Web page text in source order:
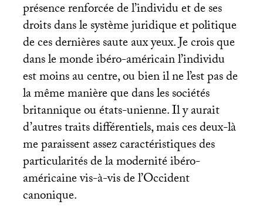
présence renforcée de l’individu et de ses
droits dans le système juridique et politique
de ces dernières saute aux yeux. Je crois que
dans le monde ibéro-américain l’individu
est moins au centre, ou bien il ne l’est pas de
la même manière que dans les sociétés
britannique ou états-unienne. Il y aurait
d’autres traits différentiels, mais ces deux-là
me paraissent assez caractéristiques des
particularités de la modernité ibéro-
américaine vis-à-vis de l’Occident
canonique.